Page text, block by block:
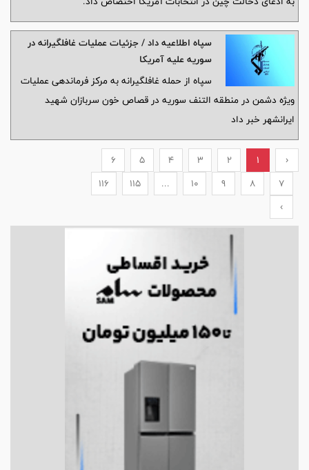
سپاه اطلاعیه داد / جزئیات عملیات غافلگیرانه در
سوریه علیه آمریکا
سپاه از حمله غافلگیرانه به مرکز فرماندهی عملیات
ویژه دشمن در منطقه التنف سوریه در قصاص خون سربازان شهید
ایرانشهر خبر داد
‹
1
2
3
4
5
6
7
8
9
10
...
115
116
›